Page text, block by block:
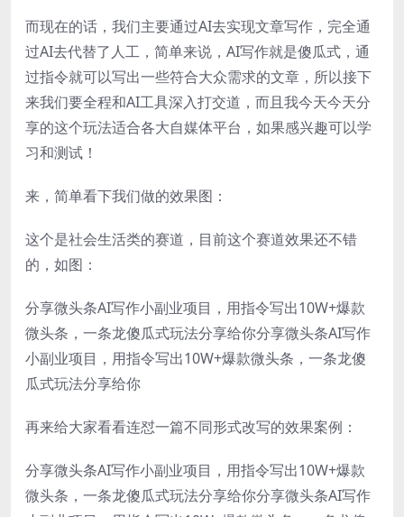
而现在的话，我们主要通过AI去实现文章写作，完全通
过AI去代替了人工，简单来说，AI写作就是傻瓜式，通
过指令就可以写出一些符合大众需求的文章，所以接下
来我们要全程和AI工具深入打交道，而且我今天今天分
享的这个玩法适合各大自媒体平台，如果感兴趣可以学
习和测试！
来，简单看下我们做的效果图：
这个是社会生活类的赛道，目前这个赛道效果还不错
的，如图：
分享微头条AI写作小副业项目，用指令写出10W+爆款
微头条，一条龙傻瓜式玩法分享给你分享微头条AI写作
小副业项目，用指令写出10W+爆款微头条，一条龙傻
瓜式玩法分享给你
再来给大家看看连怼一篇不同形式改写的效果案例：
分享微头条AI写作小副业项目，用指令写出10W+爆款
微头条，一条龙傻瓜式玩法分享给你分享微头条AI写作